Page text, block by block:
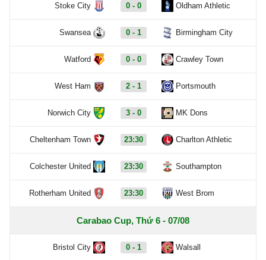
Stoke City 0 - 0 Oldham Athletic
Swansea 0 - 1 Birmingham City
Watford 0 - 0 Crawley Town
West Ham 2 - 1 Portsmouth
Norwich City 3 - 0 MK Dons
Cheltenham Town 23:30 Charlton Athletic
Colchester United 23:30 Southampton
Rotherham United 23:30 West Brom
Carabao Cup, Thứ 6 - 07/08
Bristol City 0 - 1 Walsall